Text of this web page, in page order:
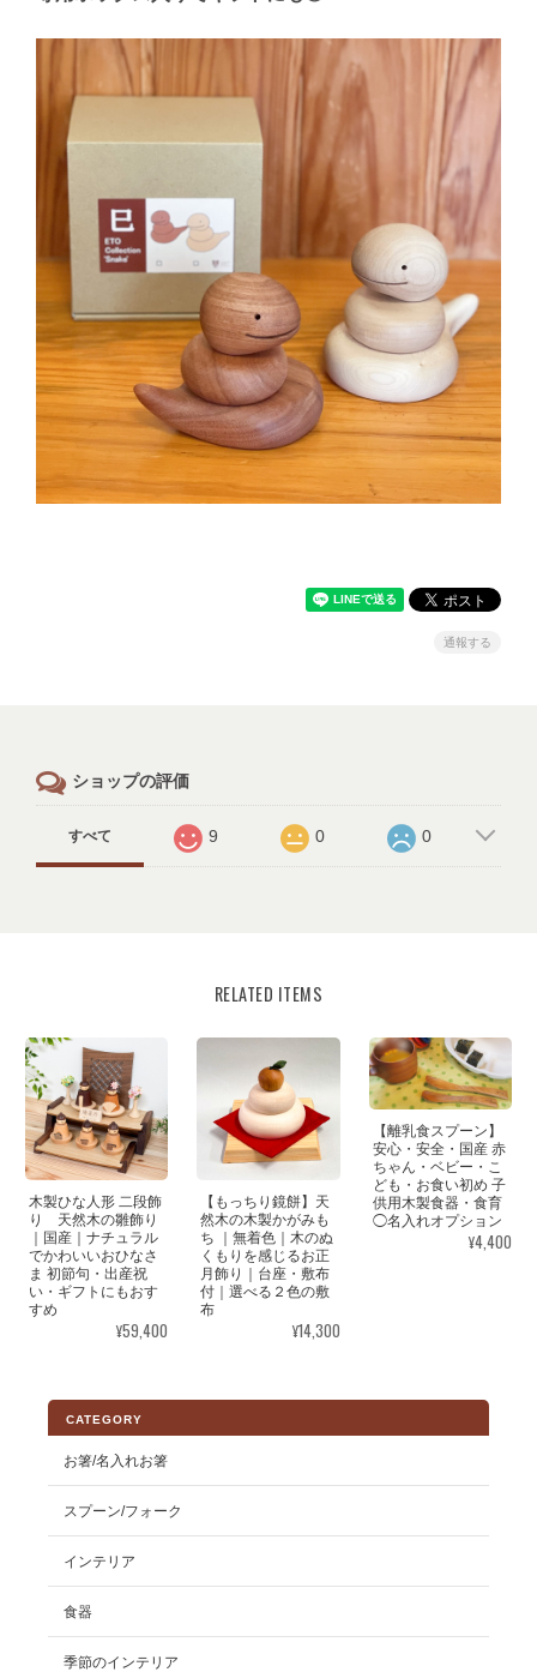
通報する
ショップの評価
すべて 9 0 0
RELATED ITEMS
木製ひな人形 二段飾
り 天然木の雛飾り
｜国産｜ナチュラル
でかわいいおひなさ
ま 初節句・出産祝
い・ギフトにもおす
すめ
¥59,400
【もっちり鏡餅】天
然木の木製かがみも
ち ｜無着色｜木のぬ
くもりを感じるお正
月飾り｜台座・敷布
付｜選べる２色の敷
布
¥14,300
【離乳食スプーン】
安心・安全・国産 赤
ちゃん・ベビー・こ
ども・お食い初め 子
供用木製食器・食育
◯名入れオプション
¥4,400
CATEGORY
お箸/名入れお箸
スプーン/フォーク
インテリア
食器
季節のインテリア